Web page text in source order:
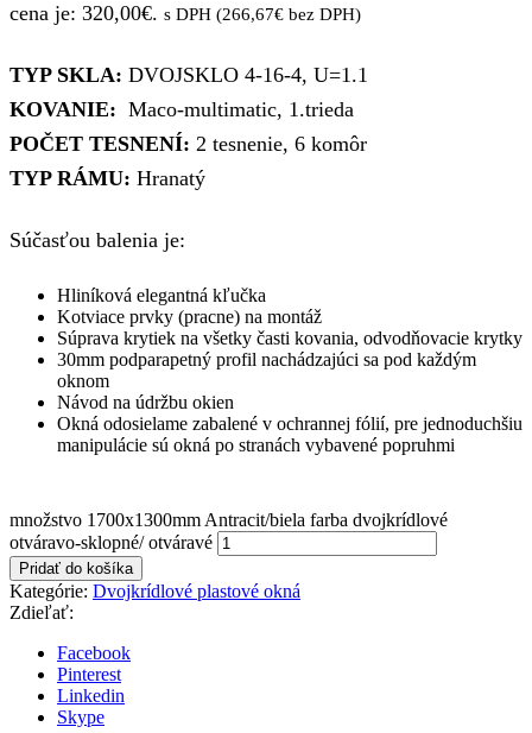
cena je: 320,00€. s DPH (266,67€ bez DPH)
TYP SKLA: DVOJSKLO 4-16-4, U=1.1
KOVANIE: Maco-multimatic, 1.trieda
POČET TESNENÍ: 2 tesnenie, 6 komôr
TYP RÁMU: Hranatý
Súčasťou balenia je:
Hliníková elegantná kľučka
Kotviace prvky (pracne) na montáž
Súprava krytiek na všetky časti kovania, odvodňovacie krytky
30mm podparapetný profil nachádzajúci sa pod každým
oknom
Návod na údržbu okien
Okná odosielame zabalené v ochrannej fólií, pre jednoduchšiu
manipulácie sú okná po stranách vybavené popruhmi
množstvo 1700x1300mm Antracit/biela farba dvojkrídlové
otváravo-sklopné/ otváravé
Pridať do košíka
Kategórie: Dvojkrídlové plastové okná
Zdieľať:
Facebook
Pinterest
Linkedin
Skype